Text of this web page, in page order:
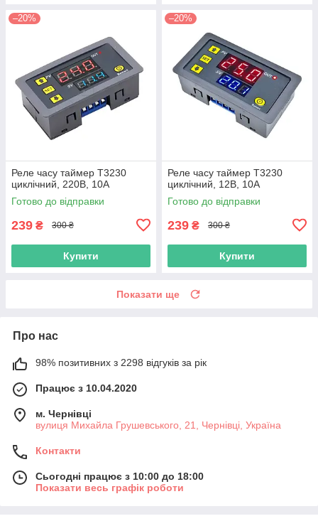
–20%
Реле часу таймер T3230
циклічний, 220В, 10А
Готово до відправки
239 ₴ 300 ₴
Купити
–20%
Реле часу таймер T3230
циклічний, 12В, 10А
Готово до відправки
239 ₴ 300 ₴
Купити
Показати ще
Про нас
98% позитивних з 2298 відгуків за рік
Працює з 10.04.2020
м. Чернівці
вулиця Михайла Грушевського, 21, Чернівці, Україна
Контакти
Сьогодні працює з 10:00 до 18:00
Показати весь графік роботи